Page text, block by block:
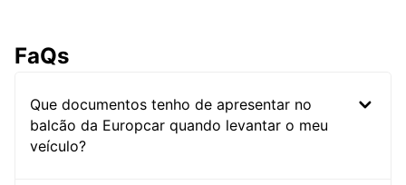
FaQs
Que documentos tenho de apresentar no
balcão da Europcar quando levantar o meu
veículo?